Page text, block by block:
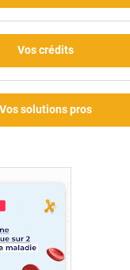
Vos crédits
Vos solutions pros